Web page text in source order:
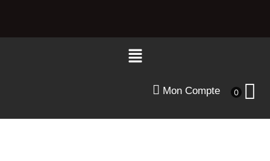
Menu
Mon Compte 0